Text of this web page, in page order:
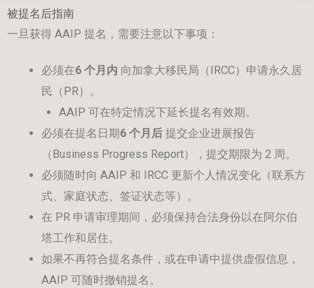
被提名后指南
一旦获得 AAIP 提名，需要注意以下事项：
必须在6个月内 向加拿大移民局（IRCC）申请永久居
民（PR）。
AAIP 可在特定情况下延长提名有效期。
必须在提名日期6个月后 提交企业进展报告
（Business Progress Report），提交期限为 2 周。
必须随时向 AAIP 和 IRCC 更新个人情况变化（联系方
式、家庭状态、签证状态等）。
在 PR 申请审理期间，必须保持合法身份以在阿尔伯
塔工作和居住。
如果不再符合提名条件，或在申请中提供虚假信息，
AAIP 可随时撤销提名。